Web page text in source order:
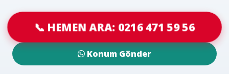
📞 HEMEN ARA: 0216 471 59 56
Konum Gönder